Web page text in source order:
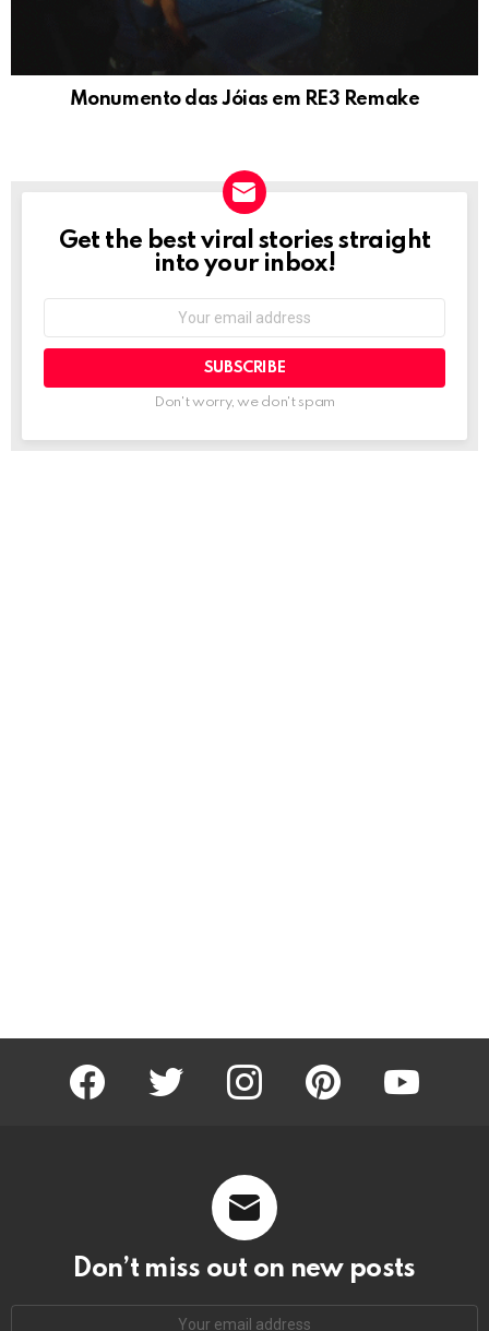
Monumento das Jóias em RE3 Remake
NEWSLETTER
Get the best viral stories straight
into your inbox!
Don't worry, we don't spam
facebook twitter instagram pinterest youtube
Don’t miss out on new posts